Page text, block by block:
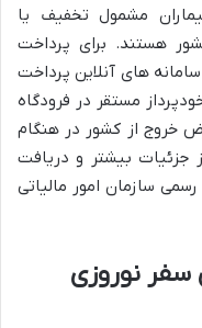
مشمول تخفیف یا
هستند. برای پرداخت
های آنلاین پرداخت
مستقر در فرودگاه
خروج از کشور در هنگام
جزئیات بیشتر و دریافت
سازمان امور مالیاتی
سفر نوروزی